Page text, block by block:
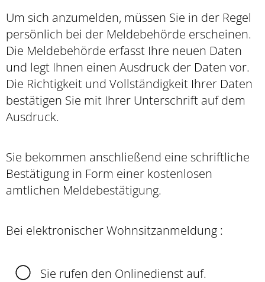
Um sich anzumelden, müssen Sie in der Regel
persönlich bei der Meldebehörde erscheinen.
Die Meldebehörde erfasst Ihre neuen Daten
und legt Ihnen einen Ausdruck der Daten vor.
Die Richtigkeit und Vollständigkeit Ihrer Daten
bestätigen Sie mit Ihrer Unterschrift auf dem
Ausdruck.
Sie bekommen anschließend eine schriftliche
Bestätigung in Form einer kostenlosen
amtlichen Meldebestätigung.
Bei elektronischer Wohnsitzanmeldung :
Sie rufen den Onlinedienst auf.